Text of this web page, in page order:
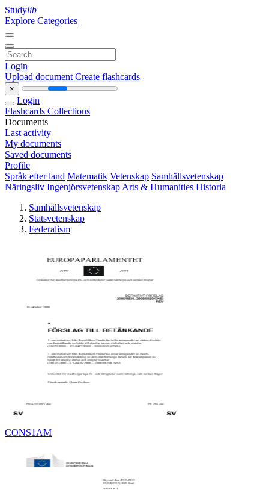
Studylib
Explore Categories
Login
Upload document Create flashcards
×
Login
Flashcards Collections
Documents
Last activity
My documents
Saved documents
Profile
Språk efter land Matematik Vetenskap Samhällsvetenskap
Näringsliv Ingenjörsvetenskap Arts & Humanities Historia
Samhällsvetenskap
Statsvetenskap
Federalism
CONS1AM